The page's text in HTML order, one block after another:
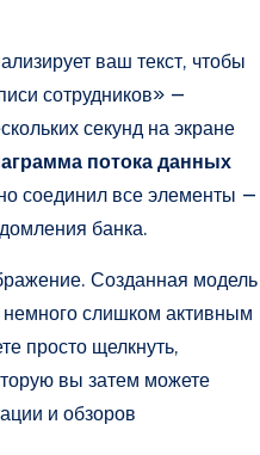
ваш текст, чтобы
сотрудников» —
секунд на экране
потока данных
соединил все элементы —
банка.
Созданная модель
слишком активным
просто щелкнуть,
вы затем можете
и обзоров